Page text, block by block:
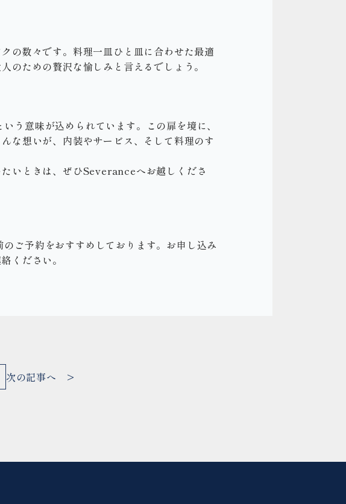
の数々です。料理一皿ひと皿に合わせた最適
のための贅沢な愉しみと言えるでしょう。
う意味が込められています。この扉を境に、
な想いが、内装やサービス、そして料理のす
いときは、ぜひSeveranceへお越しくださ
ご予約をおすすめしております。お申し込み
ください。
次の記事へ >